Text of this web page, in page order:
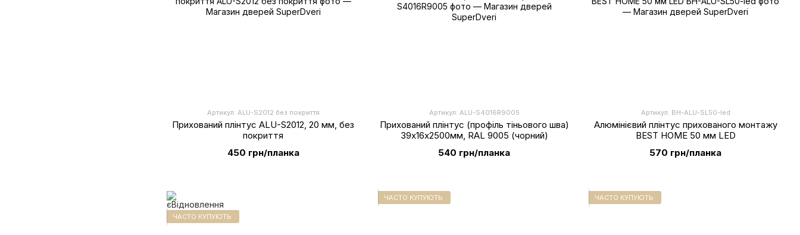
Артикул: ALU-S2012 без покриття
Прихований плінтус ALU-S2012, 20 мм, без
покриття
450 грн/планка
Артикул: ALU-S4016R9005
Прихований плінтус (профіль тіньового шва)
39х16х2500мм, RAL 9005 (чорний)
540 грн/планка
Артикул: BH-ALU-SL50-led
Алюмінієвий плінтус прихованого монтажу
BEST HOME 50 мм LED
570 грн/планка
ЧАСТО КУПУЮТЬ
ЧАСТО КУПУЮТЬ ЧАСТО КУПУЮТЬ